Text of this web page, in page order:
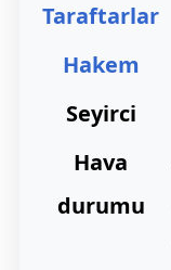
Taraftarlar
Hakem
Seyirci
Hava
durumu